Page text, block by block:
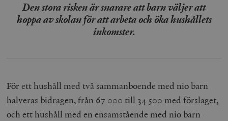
Den stora risken är snarare att barn väljer att
hoppa av skolan för att arbeta och öka hushållets
inkomster.
För ett hushåll med två sammanboende med nio barn
halveras bidragen, från 67 000 till 34 500 med förslaget,
och ett hushåll med en ensamstående med nio barn